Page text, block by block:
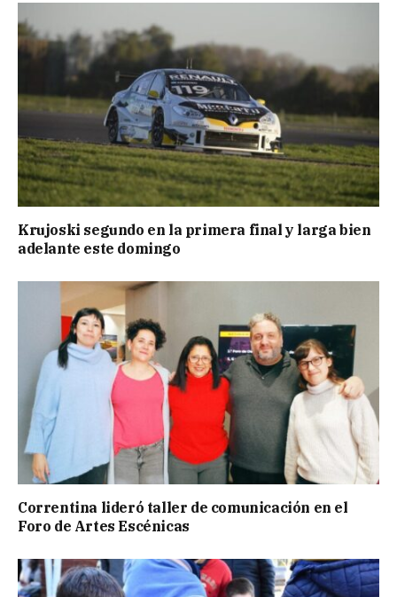
Krujoski segundo en la primera final y larga bien
adelante este domingo
Correntina lideró taller de comunicación en el
Foro de Artes Escénicas